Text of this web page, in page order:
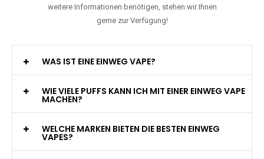
weitere Informationen benötigen, stehen wir Ihnen
gerne zur Verfügung!
WAS IST EINE EINWEG VAPE?
WIE VIELE PUFFS KANN ICH MIT EINER EINWEG VAPE
MACHEN?
WELCHE MARKEN BIETEN DIE BESTEN EINWEG
VAPES?